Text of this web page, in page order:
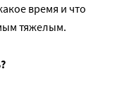
время и что
тяжелым.